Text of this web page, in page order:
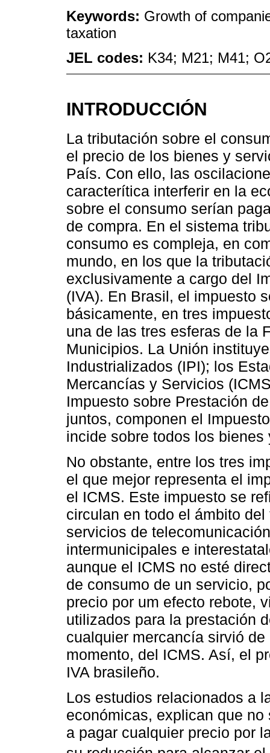
Keywords: Growth of
taxation
JEL codes: K34; M21; M41;
INTRODUCCIÓN
La tributación sobre el
el precio de los bienes y
País. Con ello, las
caracterítica interferir en la
sobre el consumo serían
de compra. En el sistema
consumo es compleja, en
mundo, en los que la
exclusivamente a cargo del
(IVA). En Brasil, el impuesto
básicamente, en tres
una de las tres esferas de la
Municipios. La Unión
Industrializados (IPI); los
Mercancías y Servicios
Impuesto sobre Prestación
juntos, componen el
incide sobre todos los
No obstante, entre los tres
el que mejor representa el
el ICMS. Este impuesto se
circulan en todo el ámbito
servicios de
intermunicipales e
aunque el ICMS no esté
de consumo de un servicio,
precio por um efecto rebote,
utilizados para la prestación
cualquier mercancía sirvió
momento, del ICMS. Así, el
IVA brasileño.
Los estudios relacionados a
económicas, explican que
a pagar cualquier precio por